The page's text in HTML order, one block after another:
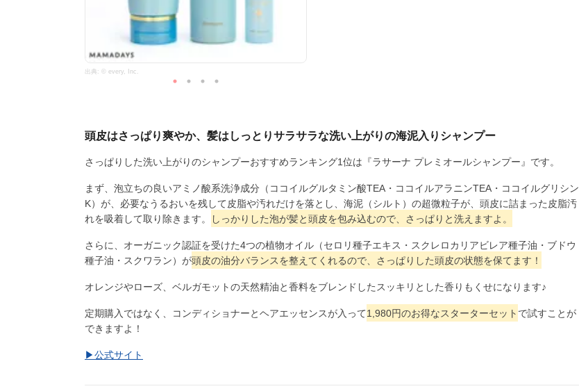
出典: © every, Inc.
頭皮はさっぱり爽やか、髪はしっとりサラサラな洗い上がりの海泥入りシャンプー
さっぱりした洗い上がりのシャンプーおすすめランキング1位は『ラサーナ プレミオールシャンプー』です。
まず、泡立ちの良いアミノ酸系洗浄成分（ココイルグルタミン酸TEA・ココイルアラニンTEA・ココイルグリシン
K）が、必要なうるおいを残して皮脂や汚れだけを落とし、海泥（シルト）の超微粒子が、頭皮に詰まった皮脂汚
れを吸着して取り除きます。
しっかりした泡が髪と頭皮を包み込むので、さっぱりと洗えますよ。
さらに、オーガニック認証を受けた4つの植物オイル（セロリ種子エキス・スクレロカリアビレア種子油・ブドウ
種子油・スクワラン）が頭皮の油分バランスを整えてくれるので、さっぱりした頭皮の状態を保てます！
オレンジやローズ、ベルガモットの天然精油と香料をブレンドしたスッキリとした香りもくせになります♪
定期購入ではなく、コンディショナーとヘアエッセンスが入って1,980円のお得なスターターセット で試すことが
できますよ！
▶︎公式サイト